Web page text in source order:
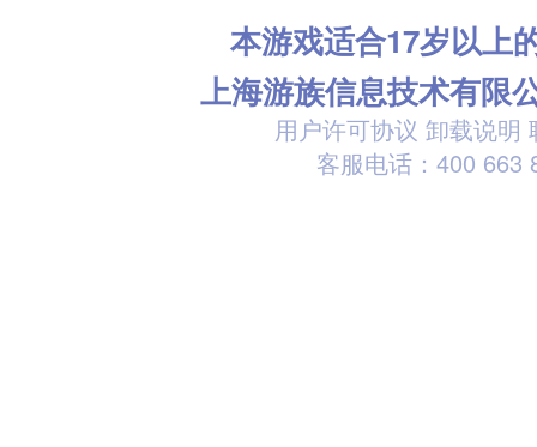
本游戏适合17岁以上
上海游族信息技术有限
用户许可协议 卸载说明
客服电话：400 663